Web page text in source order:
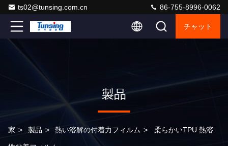
ts02@tunsing.com.cn 86-755-8996-0062
チャット
製品
家 > 製品 > 熱い溶解の付着力フィルム > 柔らかいTPU 熱溶